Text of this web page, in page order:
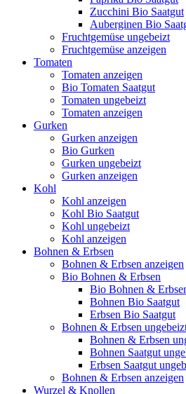
Zucchini Bio Saatgut
Auberginen Bio
Fruchtgemüse ungebeizt
Fruchtgemüse anzeigen
Tomaten
Tomaten anzeigen
Bio Tomaten Saatgut
Tomaten ungebeizt
Tomaten anzeigen
Gurken
Gurken anzeigen
Bio Gurken
Gurken ungebeizt
Gurken anzeigen
Kohl
Kohl anzeigen
Kohl Bio Saatgut
Kohl ungebeizt
Kohl anzeigen
Bohnen & Erbsen
Bohnen & Erbsen anzeigen
Bio Bohnen & Erbsen
Bio Bohnen &
Bohnen Bio Saatgut
Erbsen Bio Saatgut
Bohnen & Erbsen
Bohnen & Erbsen
Bohnen Saatgut
Erbsen Saatgut
Bohnen & Erbsen anzeigen
Wurzel & Knollen